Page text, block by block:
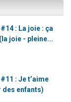
: La joie : ça
joie - pleine...
: Je t’aime
des enfants)